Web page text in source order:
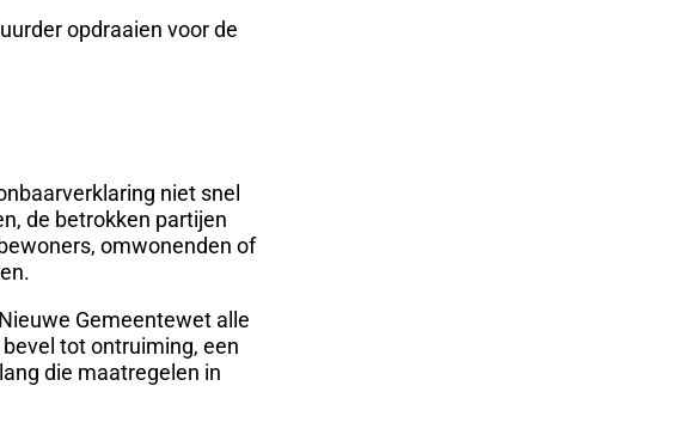
opdraaien voor de
niet snel
de betrokken partijen
omwonenden of
Gemeentewet alle
tot ontruiming, een
die maatregelen in